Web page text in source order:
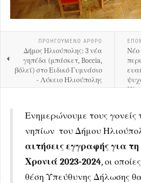
ΠΡΟΗΓΟΎΜΕΝΟ ΑΡΘΡΟ
Δήμος Ηλιούπολης: 3 νέα
γηπέδα (μπάσκετ, Boccia,
βόλεϊ) στο Ειδικό Γυμνάσιο
- Λύκειο Ηλιούπολης
Νέο
Ενημερώνουμε τους γονείς
νηπίων του Δήμου
αιτήσεις εγγραφής για
Χρονιά 2023-2024, οι
θέση Υπεύθυνης Δήλωσης